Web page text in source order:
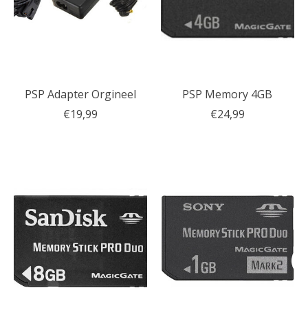
PSP Adapter Orgineel
€19,99
PSP Memory 4GB
€24,99